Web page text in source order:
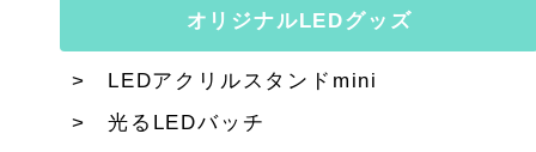
オリジナルLEDグッズ
LEDアクリルスタンドmini
光るLEDバッチ